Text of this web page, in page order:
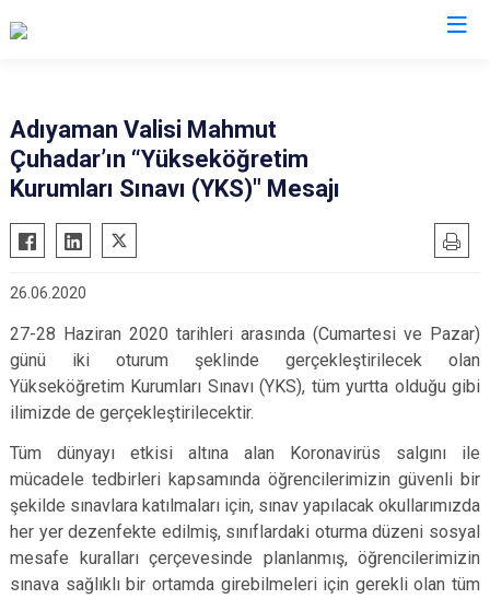
Adıyaman Valisi Mahmut
Çuhadar’ın “Yükseköğretim
Kurumları Sınavı (YKS)" Mesajı
26.06.2020
27-28 Haziran 2020 tarihleri arasında (Cumartesi ve Pazar)
günü iki oturum şeklinde gerçekleştirilecek olan
Yükseköğretim Kurumları Sınavı (YKS), tüm yurtta olduğu gibi
ilimizde de gerçekleştirilecektir.
Tüm dünyayı etkisi altına alan Koronavirüs salgını ile
mücadele tedbirleri kapsamında öğrencilerimizin güvenli bir
şekilde sınavlara katılmaları için, sınav yapılacak okullarımızda
her yer dezenfekte edilmiş, sınıflardaki oturma düzeni sosyal
mesafe kuralları çerçevesinde planlanmış, öğrencilerimizin
sınava sağlıklı bir ortamda girebilmeleri için gerekli olan tüm